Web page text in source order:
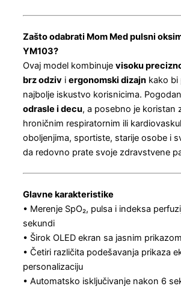
Zašto odabrati Mom Med pulsni
YM103?
Ovaj model kombinuje visoku
brz odziv i ergonomski dizajn kako bi
najbolje iskustvo korisnicima.
odrasle i decu, a posebno je koristan
hroničnim respiratornim ili
oboljenjima, sportiste, starije osobe i
da redovno prate svoje zdravstvene
Glavne karakteristike
• Merenje SpO₂, pulsa i indeksa
sekundi
• Širok OLED ekran sa jasnim
• Četiri različita podešavanja prikaza
personalizaciju
• Automatsko isključivanje nakon 6